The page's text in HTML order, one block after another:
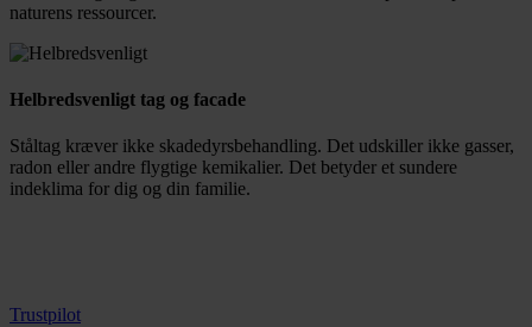
naturens ressourcer.
Helbredsvenligt tag og facade
Ståltag kræver ikke skadedyrsbehandling. Det udskiller ikke gasser,
radon eller andre flygtige kemikalier. Det betyder et sundere
indeklima for dig og din familie.
Trustpilot